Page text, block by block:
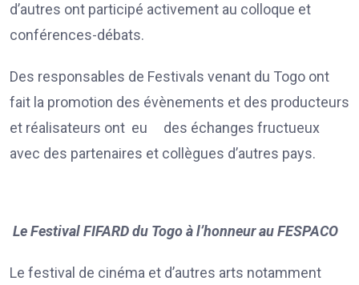
d’autres ont participé activement au colloque et
conférences-débats.
Des responsables de Festivals venant du Togo ont
fait la promotion des évènements et des producteurs
et réalisateurs ont eu des échanges fructueux
avec des partenaires et collègues d’autres pays.
Le Festival FIFARD du Togo à l’honneur au FESPACO
Le festival de cinéma et d’autres arts notamment